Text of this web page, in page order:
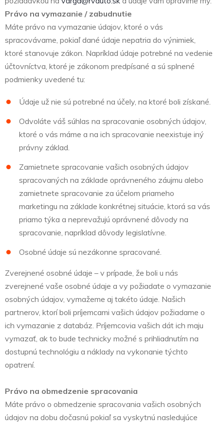
Právo na vymazanie / zabudnutie
Máte právo na vymazanie údajov, ktoré o vás
spracovávame, pokiaľ dané údaje nepatria do výnimiek,
ktoré stanovuje zákon. Napríklad údaje potrebné na vedenie
účtovníctva, ktoré je zákonom predpísané a sú splnené
podmienky uvedené tu:
Údaje už nie sú potrebné na účely, na ktoré boli získané.
Odvoláte váš súhlas na spracovanie osobných údajov,
ktoré o vás máme a na ich spracovanie neexistuje iný
právny základ.
Zamietnete spracovanie vašich osobných údajov
spracovaných na základe oprávneného záujmu alebo
zamietnete spracovanie za účelom priameho
marketingu na základe konkrétnej situácie, ktorá sa vás
priamo týka a neprevažujú oprávnené dôvody na
spracovanie, napríklad dôvody legislatívne.
Osobné údaje sú nezákonne spracované.
Zverejnené osobné údaje – v prípade, že boli u nás
zverejnené vaše osobné údaje a vy požiadate o vymazanie
osobných údajov, vymažeme aj takéto údaje. Našich
partnerov, ktorí boli príjemcami vašich údajov požiadame o
ich vymazanie z databáz. Príjemcovia vašich dát ich maju
vymazať, ak to bude technicky možné s prihliadnutím na
dostupnú technológiu a náklady na vykonanie týchto
opatrení.
Právo na obmedzenie spracovania
Máte právo o obmedzenie spracovania vašich osobných
údajov na dobu dočasnú pokiaľ sa vyskytnú nasledujúce